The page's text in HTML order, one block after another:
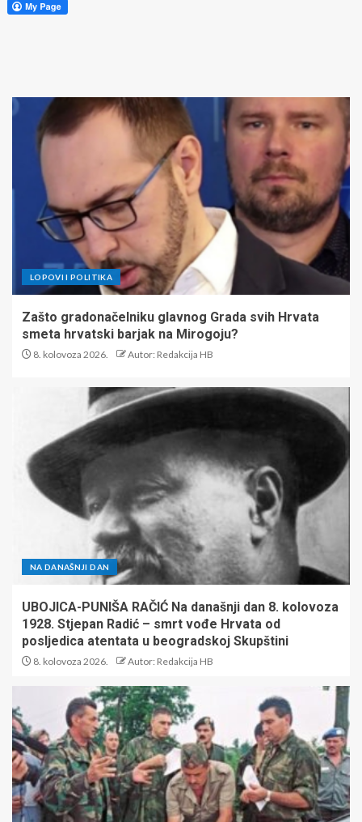
LOPOVI I POLITIKA
Zašto gradonačelniku glavnog Grada svih Hrvata
smeta hrvatski barjak na Mirogoju?
8. kolovoza 2026. Autor: Redakcija HB
NA DANAŠNJI DAN
UBOJICA-PUNIŠA RAČIĆ Na današnji dan 8. kolovoza
1928. Stjepan Radić – smrt vođe Hrvata od
posljedica atentata u beogradskoj Skupštini
8. kolovoza 2026. Autor: Redakcija HB